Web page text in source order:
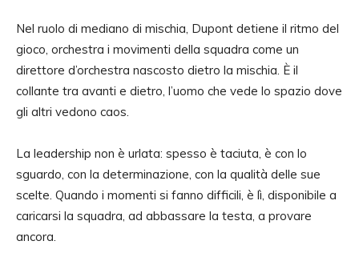
Nel ruolo di mediano di mischia, Dupont detiene il ritmo del
gioco, orchestra i movimenti della squadra come un
direttore d’orchestra nascosto dietro la mischia. È il
collante tra avanti e dietro, l’uomo che vede lo spazio dove
gli altri vedono caos.
La leadership non è urlata: spesso è taciuta, è con lo
sguardo, con la determinazione, con la qualità delle sue
scelte. Quando i momenti si fanno difficili, è lì, disponibile a
caricarsi la squadra, ad abbassare la testa, a provare
ancora.